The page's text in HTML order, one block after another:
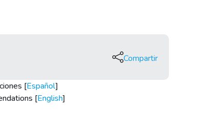
Compartir
[Español]
[English]